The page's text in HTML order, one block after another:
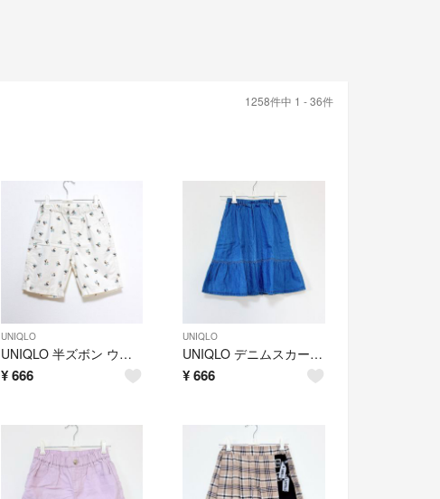
1258件中 1 - 36件
UNIQLO
UNIQLO 半ズボン ウエストゴム ホワイト×鳥柄 短パン ハーフパンツ ユニクロ パンツ 130
¥ 666
UNIQLO
UNIQLO デニムスカート ウエストゴム デニム スカート UNIQLO 120
¥666